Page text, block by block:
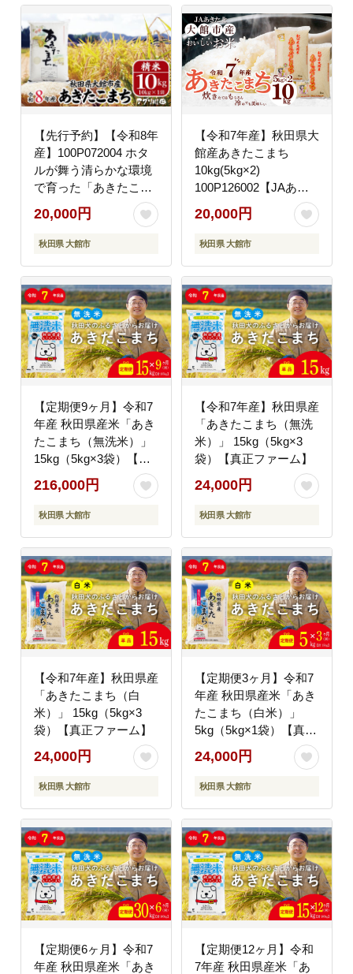
【先行予約】【令和8年
産】100P072004 ホタ
ルが舞う清らかな環境
で育った「あきたこま
ち」10kg(10kg×1袋)
【(有)アグリ川田】
20,000円
秋田県 大館市
【令和7年産】秋田県大
館産あきたこまち
10kg(5kg×2)
100P126002【JAあき
た北精米センター】
20,000円
秋田県 大館市
【定期便9ヶ月】令和7
年産 秋田県産米「あき
たこまち（無洗米）」
15kg（5kg×3袋）【真
正ファーム】
216,000円
秋田県 大館市
【令和7年産】秋田県産
「あきたこまち（無洗
米）」 15kg（5kg×3
袋）【真正ファーム】
24,000円
秋田県 大館市
【令和7年産】秋田県産
「あきたこまち（白
米）」 15kg（5kg×3
袋）【真正ファーム】
24,000円
秋田県 大館市
【定期便3ヶ月】令和7
年産 秋田県産米「あき
たこまち（白米）」
5kg（5kg×1袋）【真正
ファーム】
24,000円
秋田県 大館市
【定期便6ヶ月】令和7
年産 秋田県産米「あき
【定期便12ヶ月】令和
7年産 秋田県産米「あ